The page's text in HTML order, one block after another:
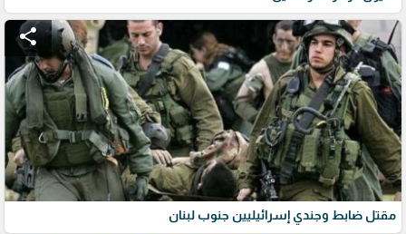
share
مقتل ضابط وجندي إسرائيليين جنوب لبنان